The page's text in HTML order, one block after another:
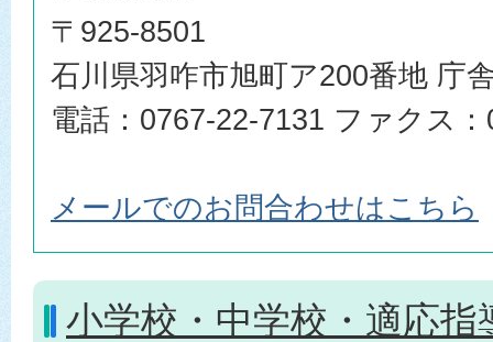
〒925-8501
石川県羽咋市旭町ア200番地 庁
電話：0767-22-7131 ファクス
メールでのお問合わせはこちら
小学校・中学校・適応指